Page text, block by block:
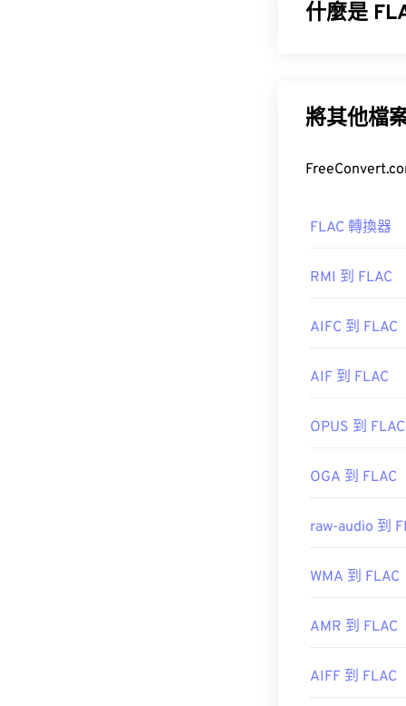
開啟 MP2 檔
Encoder、
jetAudio。
Winamp
初始發布：
實用連結：
https://
什麼是
的 50% 到
解碼。最後，
開發者：
初始發布：
https://
將其他檔
FLAC 轉換器
RMI 到 FLAC
AIFC 到 FLAC
AIF 到 FLAC
OPUS 到 FLAC
OGA 到 FLAC
raw-audio 到
WMA 到 FLAC
AMR 到 FLAC
AIFF 到 FLAC